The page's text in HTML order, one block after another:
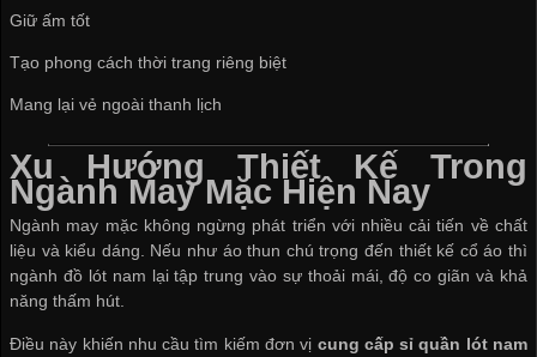
Giữ ấm tốt
Tạo phong cách thời trang riêng biệt
Mang lại vẻ ngoài thanh lịch
Xu Hướng Thiết Kế Trong
Ngành May Mặc Hiện Nay
Ngành may mặc không ngừng phát triển với nhiều cải tiến về chất
liệu và kiểu dáng. Nếu như áo thun chú trọng đến thiết kế cổ áo thì
ngành đồ lót nam lại tập trung vào sự thoải mái, độ co giãn và khả
năng thấm hút.
Điều này khiến nhu cầu tìm kiếm đơn vị cung cấp sỉ quần lót nam